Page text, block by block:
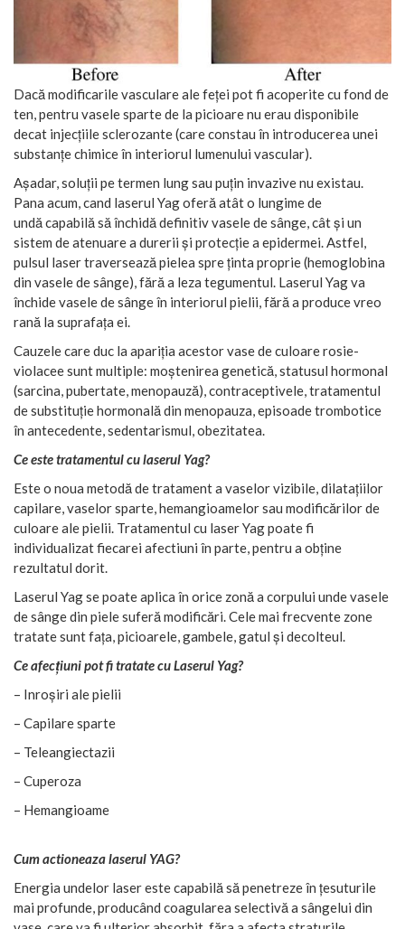
Dacă modificarile vasculare ale feței pot fi acoperite cu fond de
ten, pentru vasele sparte de la picioare nu erau disponibile
decat injecțiile sclerozante (care constau în introducerea unei
substanțe chimice în interiorul lumenului vascular).
Așadar, soluții pe termen lung sau puțin invazive nu existau.
Pana acum, cand laserul Yag oferă atât o lungime de
undă capabilă să închidă definitiv vasele de sânge, cât și un
sistem de atenuare a durerii și protecție a epidermei. Astfel,
pulsul laser traversează pielea spre ținta proprie (hemoglobina
din vasele de sânge), fără a leza tegumentul. Laserul Yag va
închide vasele de sânge în interiorul pielii, fără a produce vreo
rană la suprafața ei.
Cauzele care duc la apariția acestor vase de culoare rosie-
violacee sunt multiple: moștenirea genetică, statusul hormonal
(sarcina, pubertate, menopauză), contraceptivele, tratamentul
de substituție hormonală din menopauza, episoade trombotice
în antecedente, sedentarismul, obezitatea.
Ce este tratamentul cu laserul Yag?
Este o noua metodă de tratament a vaselor vizibile, dilatațiilor
capilare, vaselor sparte, hemangioamelor sau modificărilor de
culoare ale pielii. Tratamentul cu laser Yag poate fi
individualizat fiecarei afectiuni în parte, pentru a obține
rezultatul dorit.
Laserul Yag se poate aplica în orice zonă a corpului unde vasele
de sânge din piele suferă modificări. Cele mai frecvente zone
tratate sunt fața, picioarele, gambele, gatul și decolteul.
Ce afecțiuni pot fi tratate cu Laserul Yag?
– Inroșiri ale pielii
– Capilare sparte
– Teleangiectazii
– Cuperoza
– Hemangioame
Cum actioneaza laserul YAG?
Energia undelor laser este capabilă să penetreze în țesuturile
mai profunde, producând coagularea selectivă a sângelui din